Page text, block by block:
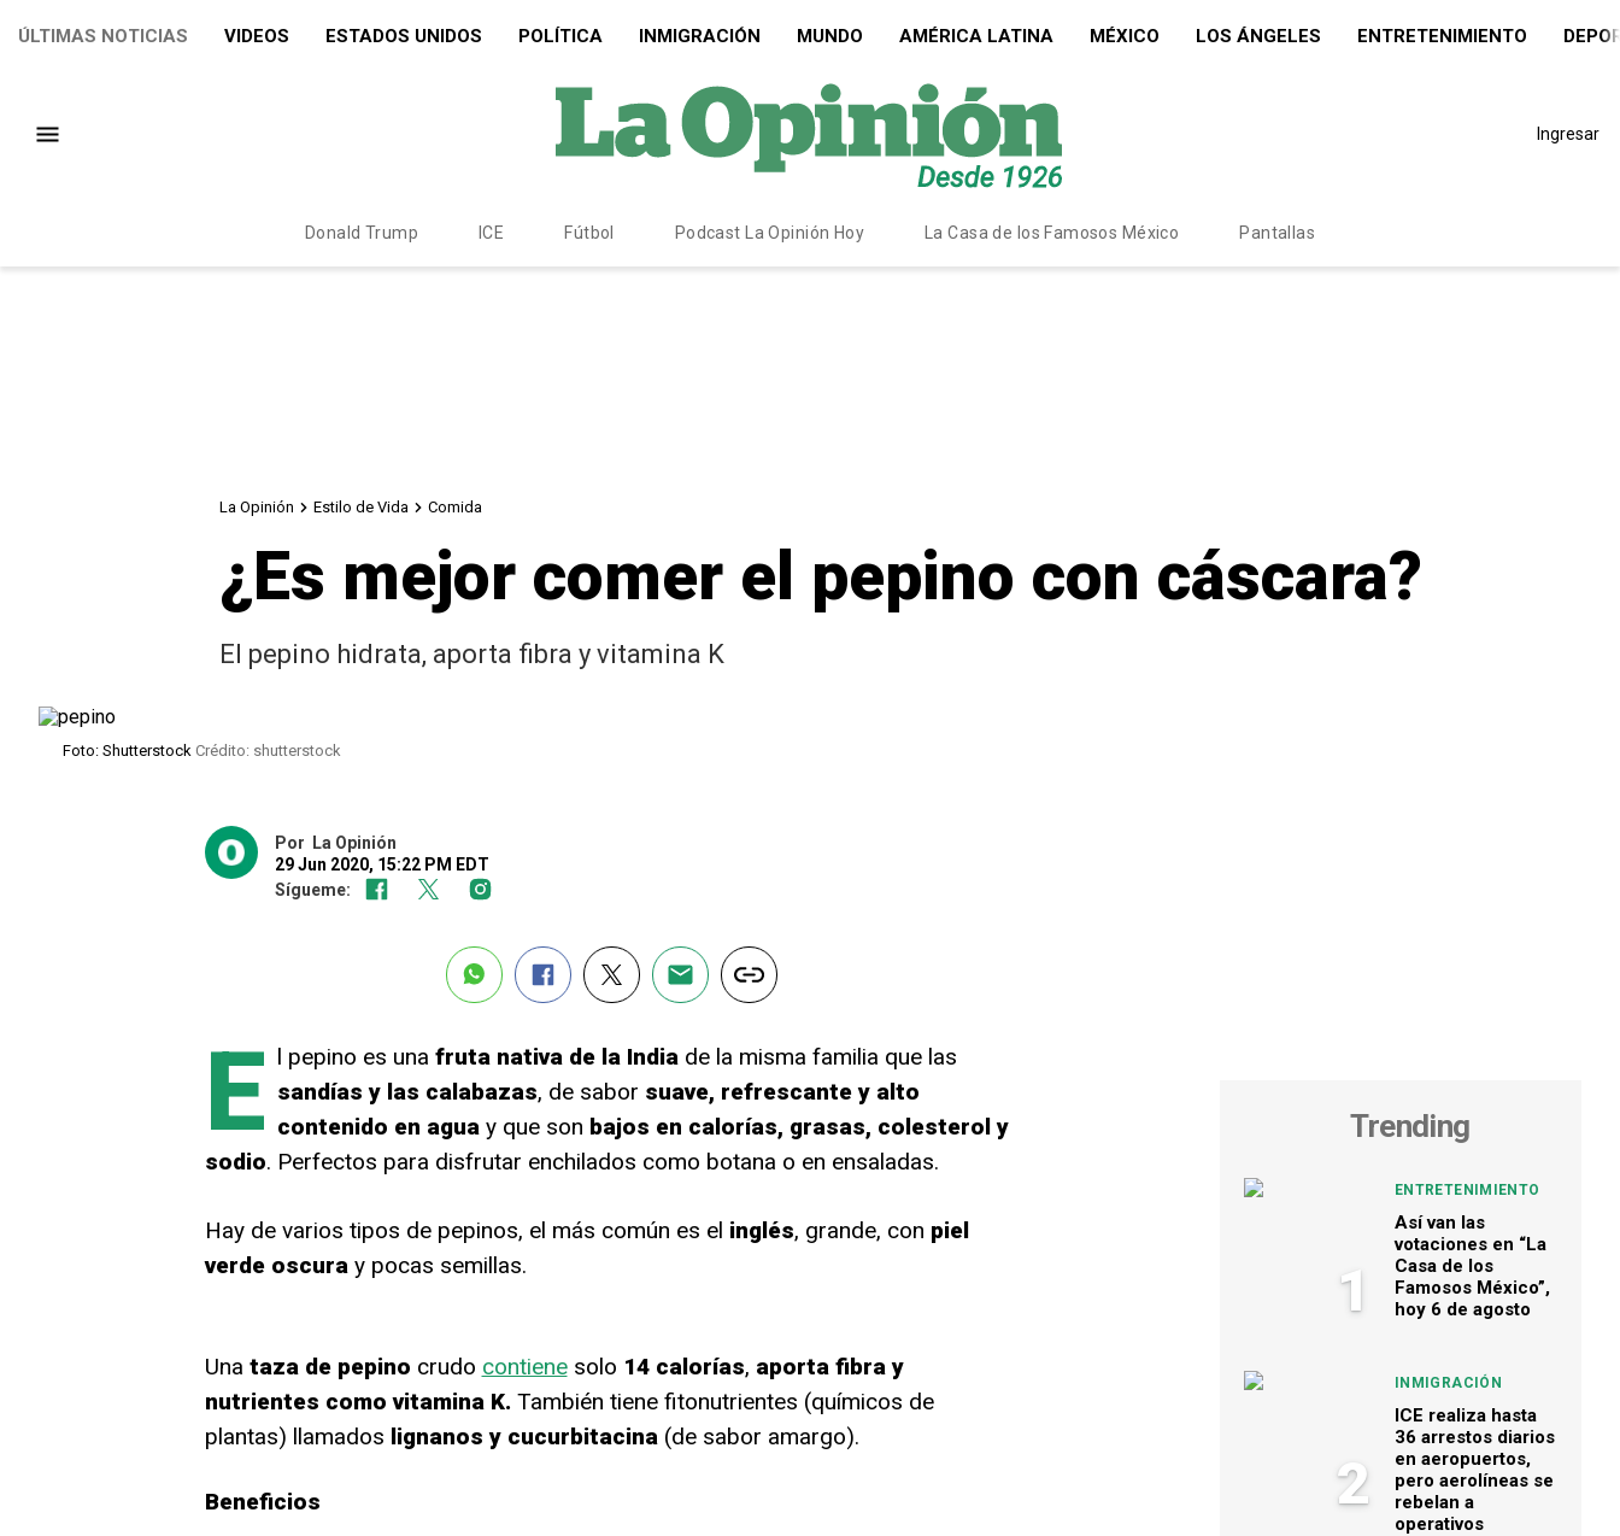
ÚLTIMAS NOTICIAS VIDEOS ESTADOS UNIDOS POLÍTICA INMIGRACIÓN MUNDO AMÉRICA LATINA MÉXICO LOS ÁNGELES ENTRETENIMIENTO
Ingresar
Donald Trump ICE Fútbol Podcast La Opinión Hoy La Casa de los Famosos México Pantallas
La Opinión Estilo de Vida Comida
¿Es mejor comer el pepino con cáscara?
El pepino hidrata, aporta fibra y vitamina K
Foto: Shutterstock Crédito: shutterstock
Por
La Opinión
29 Jun 2020, 15:22 PM EDT
Sígueme:
E l pepino es una fruta nativa de la Indiade la misma familia que las
sandías y las calabazas, de sabor suave, refrescante y alto
contenido en aguay que son bajos en calorías, grasas, colesterol y
sodio. Perfectos para disfrutar enchilados como botana o en ensaladas.
Hay de varios tipos de pepinos, el más común es el inglés, grande, con piel
verde oscuray pocas semillas.
Una taza de pepino crudo contienesolo 14 calorías, aporta fibra y
nutrientes como vitamina K. También tiene fitonutrientes (químicos de
plantas) llamados lignanos y cucurbitacina(de sabor amargo).
Beneficios
Trending
1
ENTRETENIMIENTO
Así van las
votaciones en “La
Casa de los
Famosos México”,
hoy 6 de agosto
2
INMIGRACIÓN
ICE realiza hasta
36 arrestos diarios
en aeropuertos,
pero aerolíneas se
rebelan a
operativos